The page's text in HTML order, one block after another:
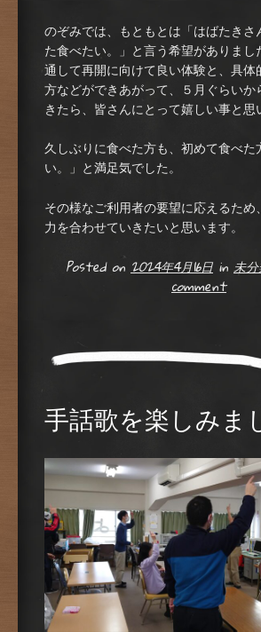
のぞみでは、もともとは「はばたきさ
た食べたい。」と言う希望がありまし
通して再開に向けて良い体験と、具体
方などができあがって、５月ぐらいか
きたら、皆さんにとって嬉しい事と思
久しぶりに食べた方も、初めて食べた
い。」と満足気でした。
その様なご利用者の要望に応えるため
力を合わせていきたいと思います。
Posted on 2024年4月16日 in 未
comment
手話歌を楽しみま